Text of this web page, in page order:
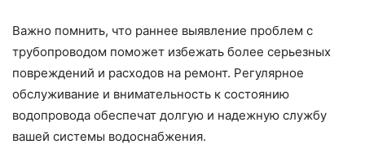
Важно помнить, что раннее выявление проблем с
трубопроводом поможет избежать более серьезных
повреждений и расходов на ремонт. Регулярное
обслуживание и внимательность к состоянию
водопровода обеспечат долгую и надежную службу
вашей системы водоснабжения.